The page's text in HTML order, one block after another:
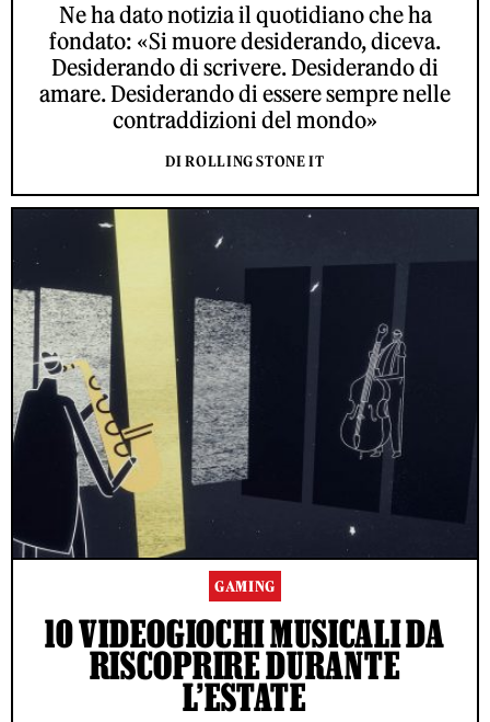
Ne ha dato notizia il quotidiano che ha
fondato: «Si muore desiderando, diceva.
Desiderando di scrivere. Desiderando di
amare. Desiderando di essere sempre nelle
contraddizioni del mondo»
DI ROLLING STONE IT
GAMING
10 VIDEOGIOCHI MUSICALI DA
RISCOPRIRE DURANTE
L’ESTATE